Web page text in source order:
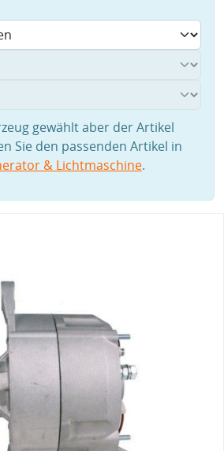
gewählt aber der Artikel
Sie den passenden Artikel in
& Lichtmaschine.